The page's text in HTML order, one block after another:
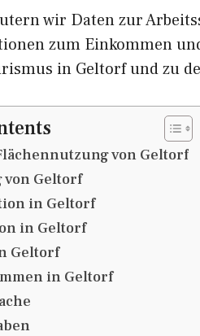
wir Daten zur
zum Einkommen
in Geltorf und zu
von Geltorf
von Geltorf
in Geltorf
in Geltorf
Geltorf
in Geltorf